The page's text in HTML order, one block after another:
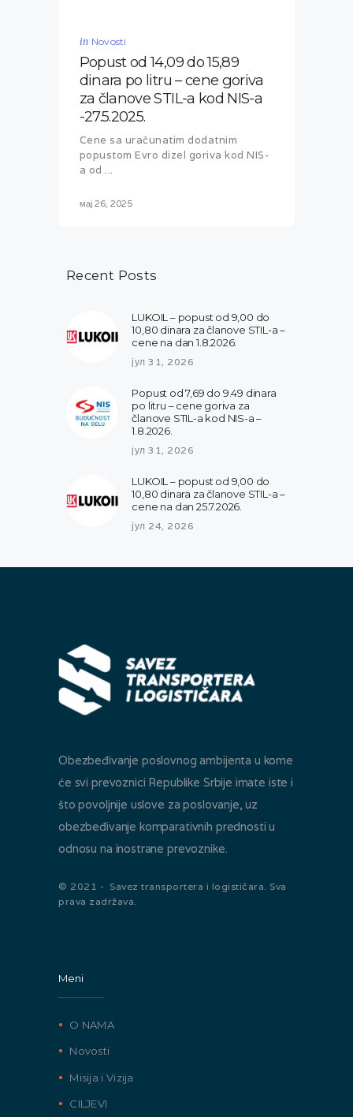
in Novosti
Popust od 14,09 do 15,89
dinara po litru – cene goriva
za članove STIL-a kod NIS-a
-27.5.2025.
Cene sa uračunatim dodatnim
popustom Evro dizel goriva kod NIS-
a od ...
мај 26, 2025
Recent Posts
LUKOIL – popust od 9,00 do
10,80 dinara za članove STIL-a –
cene na dan 1.8.2026.
јул 31, 2026
Popust od 7,69 do 9.49 dinara
po litru – cene goriva za
članove STIL-a kod NIS-a –
1.8.2026.
јул 31, 2026
LUKOIL – popust od 9,00 do
10,80 dinara za članove STIL-a –
cene na dan 25.7.2026.
јул 24, 2026
Obezbeđivanje poslovnog ambijenta u kome
će svi prevoznici Republike Srbije imate iste i
što povoljnije uslove za poslovanje, uz
obezbeđivanje komparativnih prednosti u
odnosu na inostrane prevoznike.
© 2021 - Savez transportera i logističara. Sva
prava zadržava.
Meni
O NAMA
Novosti
Misija i Vizija
CILJEVI